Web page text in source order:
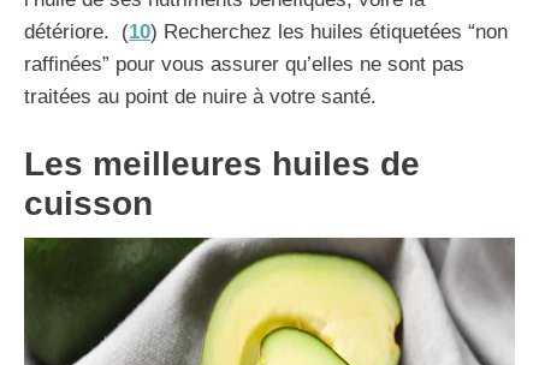
détériore. (10) Recherchez les huiles étiquetées “non
raffinées” pour vous assurer qu’elles ne sont pas
traitées au point de nuire à votre santé.
Les meilleures huiles de
cuisson